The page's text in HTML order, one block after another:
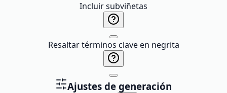
Incluir subviñetas
Resaltar términos clave en negrita
Ajustes de generación